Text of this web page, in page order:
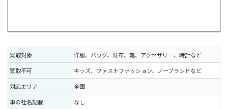
買取対象
洋服、バッグ、財布、靴、アクセサリー、時計など
買取不可
キッズ、ファストファッション、ノーブランドなど
対応エリア
全国
車の社名記載
なし